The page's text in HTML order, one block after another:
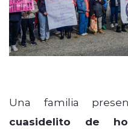
Una familia
cuasidelito de